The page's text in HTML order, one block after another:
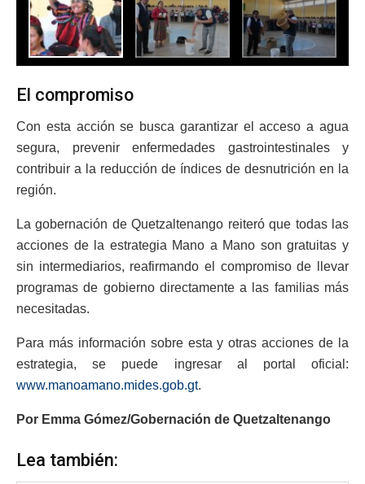
El compromiso
Con esta acción se busca garantizar el acceso a agua
segura, prevenir enfermedades gastrointestinales y
contribuir a la reducción de índices de desnutrición en la
región.
La gobernación de Quetzaltenango reiteró que todas las
acciones de la estrategia Mano a Mano son gratuitas y
sin intermediarios, reafirmando el compromiso de llevar
programas de gobierno directamente a las familias más
necesitadas.
Para más información sobre esta y otras acciones de la
estrategia, se puede ingresar al portal oficial:
www.manoamano.mides.gob.gt.
Por Emma Gómez/Gobernación de Quetzaltenango
Lea también: